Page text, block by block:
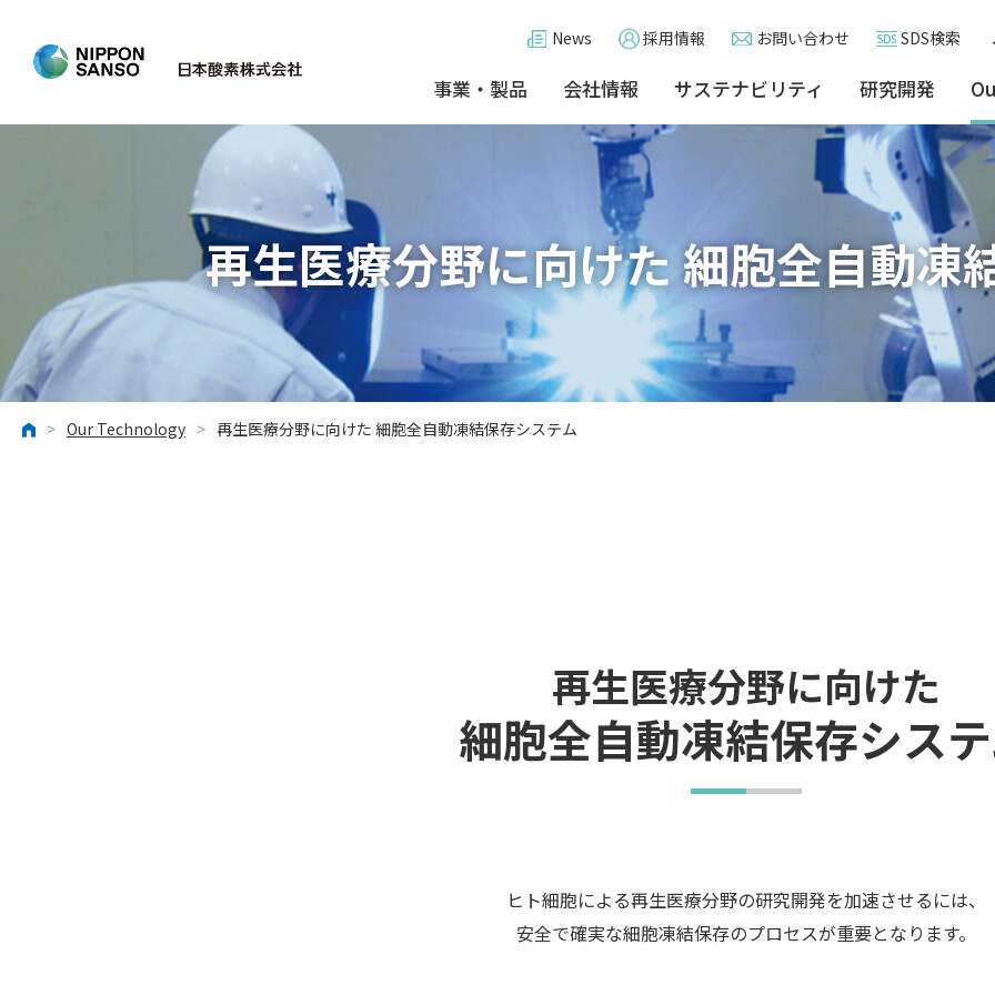
News 採用情報 お問い合わせ SDS検索
事業・製品 会社情報 サステナビリティ 研究開発
再生医療分野に向けた 細胞全自動凍
ホーム
> Our Technology > 再生医療分野に向けた 細胞全自動凍結保存システム
再生医療分野に向けた
細胞全自動凍結保存シス
ヒト細胞による再生医療分野の研究開発を加速させるには、
安全で確実な細胞凍結保存のプロセスが重要となります。